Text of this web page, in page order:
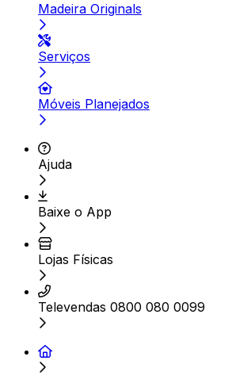
Madeira Originals
Serviços
Móveis Planejados
Ajuda
Baixe o App
Lojas Físicas
Televendas 0800 080 0099